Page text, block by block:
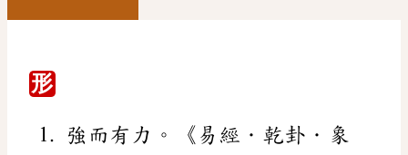
形
強而有力。《易經．乾卦．象